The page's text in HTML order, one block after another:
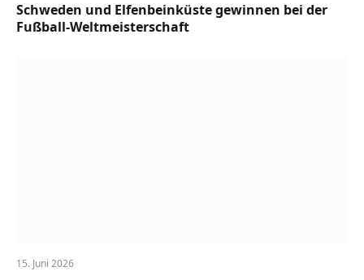
Schweden und Elfenbeinküste gewinnen bei der
Fußball-Weltmeisterschaft
15. Juni 2026